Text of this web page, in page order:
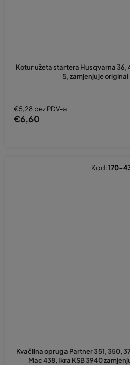
Kotur užeta startera Husqvarna 36,
5, zamjenjuje
€5,28 bez PDV-a
€6,60
Kvačilna opruga Partner 351, 350,
Mac 438, Ikra KSB 3940
Kod:170-